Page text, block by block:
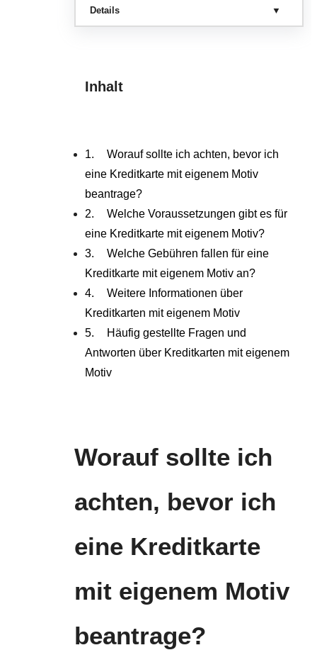
Details
Inhalt
Worauf sollte ich achten, bevor ich
eine Kreditkarte mit eigenem Motiv
beantrage?
Welche Voraussetzungen gibt es für
eine Kreditkarte mit eigenem Motiv?
Welche Gebühren fallen für eine
Kreditkarte mit eigenem Motiv an?
Weitere Informationen über
Kreditkarten mit eigenem Motiv
Häufig gestellte Fragen und
Antworten über Kreditkarten mit eigenem
Motiv
Worauf sollte ich
achten, bevor ich
eine Kreditkarte
mit eigenem Motiv
beantrage?